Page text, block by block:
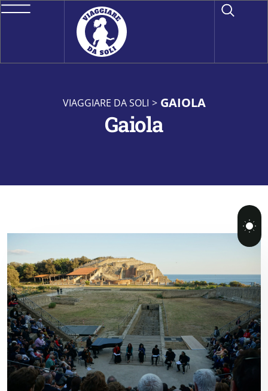
VIAGGIARE DA SOLI > GAIOLA
Gaiola